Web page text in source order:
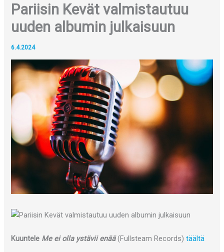
Pariisin Kevät valmistautuu
uuden albumin julkaisuun
6.4.2024
Kuuntele Me ei olla ystävii enää(Fullsteam Records)täältä